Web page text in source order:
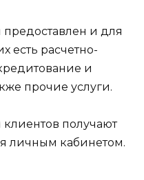
и для
есть расчетно-
и
прочие услуги.
получают
личным кабинетом.